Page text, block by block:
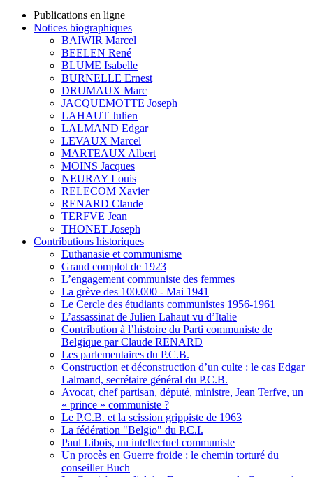
Publications en ligne
Notices biographiques
BAIWIR Marcel
BEELEN René
BLUME Isabelle
BURNELLE Ernest
DRUMAUX Marc
JACQUEMOTTE Joseph
LAHAUT Julien
LALMAND Edgar
LEVAUX Marcel
MARTEAUX Albert
MOINS Jacques
NEURAY Louis
RELECOM Xavier
RENARD Claude
TERFVE Jean
THONET Joseph
Contributions historiques
Euthanasie et communisme
Grand complot de 1923
L’engagement communiste des femmes
La grève des 100.000 - Mai 1941
Le Cercle des étudiants communistes 1956-1961
L’assassinat de Julien Lahaut vu d’Italie
Contribution à l’histoire du Parti communiste de
Belgique par Claude RENARD
Les parlementaires du P.C.B.
Construction et déconstruction d’un culte : le cas Edgar
Lalmand, secrétaire général du P.C.B.
Avocat, chef partisan, député, ministre, Jean Terfve, un
« prince » communiste ?
Le P.C.B. et la scission grippiste de 1963
La fédération "Belgio" du P.C.I.
Paul Libois, un intellectuel communiste
Un procès en Guerre froide : le chemin torturé du
conseiller Buch